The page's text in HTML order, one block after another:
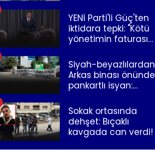
YENİ Parti'li Güç'ten
iktidara tepki: "Kötü
yönetimin faturasını
Siyah-beyazlılardan
Arkas binası önünde
pankartlı isyan:
İzmir"
Sokak ortasında
dehşet: Bıçaklı
kavgada can verdi!